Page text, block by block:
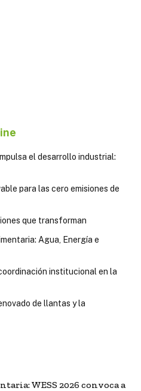
el desarrollo industrial:
para las cero emisiones de
que transforman
Agua, Energía e
institucional en la
de llantas y la
WESS 2026 convoca a